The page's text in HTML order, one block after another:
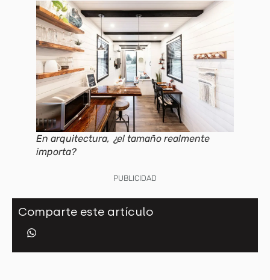
En arquitectura, ¿el tamaño realmente
importa?
PUBLICIDAD
Comparte este artículo